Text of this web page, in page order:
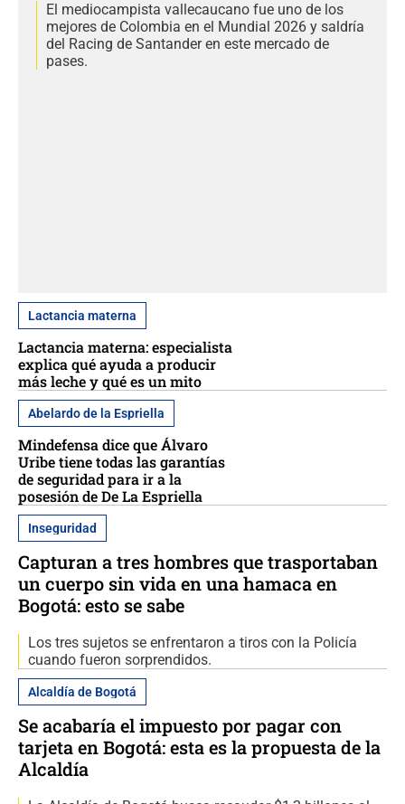
El mediocampista vallecaucano fue uno de los
mejores de Colombia en el Mundial 2026 y saldría
del Racing de Santander en este mercado de
pases.
Lactancia materna
Lactancia materna: especialista
explica qué ayuda a producir
más leche y qué es un mito
Abelardo de la Espriella
Mindefensa dice que Álvaro
Uribe tiene todas las garantías
de seguridad para ir a la
posesión de De La Espriella
Inseguridad
Capturan a tres hombres que trasportaban
un cuerpo sin vida en una hamaca en
Bogotá: esto se sabe
Los tres sujetos se enfrentaron a tiros con la Policía
cuando fueron sorprendidos.
Alcaldía de Bogotá
Se acabaría el impuesto por pagar con
tarjeta en Bogotá: esta es la propuesta de la
Alcaldía